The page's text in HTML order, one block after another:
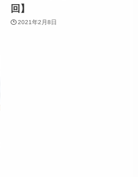
回】
2021年2月8日